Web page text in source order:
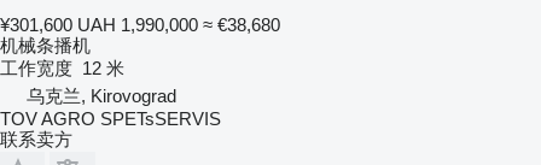
¥301,600 UAH 1,990,000 ≈ €38,680
机械条播机
工作宽度 12 米
乌克兰, Kirovograd
TOV AGRO SPETsSERVIS
联系卖方